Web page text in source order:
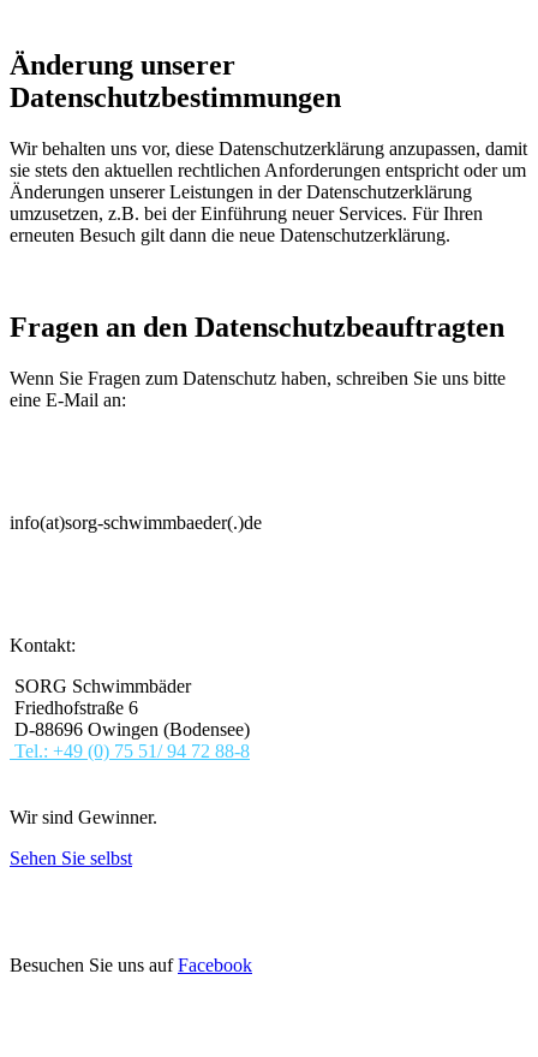
Änderung unserer
Datenschutzbestimmungen
Wir behalten uns vor, diese Datenschutzerklärung anzupassen, damit
sie stets den aktuellen rechtlichen Anforderungen entspricht oder um
Änderungen unserer Leistungen in der Datenschutzerklärung
umzusetzen, z.B. bei der Einführung neuer Services. Für Ihren
erneuten Besuch gilt dann die neue Datenschutzerklärung.
Fragen an den Datenschutzbeauftragten
Wenn Sie Fragen zum Datenschutz haben, schreiben Sie uns bitte
eine E-Mail an:
info(at)sorg-schwimmbaeder(.)de
Kontakt:
SORG Schwimmbäder
Friedhofstraße 6
D-88696 Owingen (Bodensee)
Tel.: +49 (0) 75 51/ 94 72 88-8
Wir sind Gewinner.
Sehen Sie selbst
Besuchen Sie uns aufFacebook